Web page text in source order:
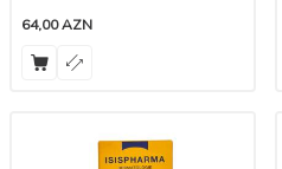
64,00AZN